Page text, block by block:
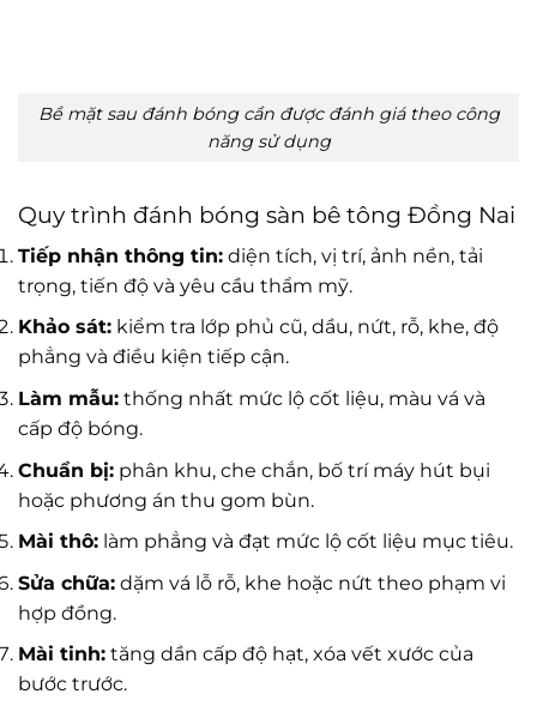
Bề mặt sau đánh bóng cần được đánh giá theo công
năng sử dụng
Quy trình đánh bóng sàn bê tông Đồng Nai
Tiếp nhận thông tin: diện tích, vị trí, ảnh nền, tải
trọng, tiến độ và yêu cầu thẩm mỹ.
Khảo sát: kiểm tra lớp phủ cũ, dầu, nứt, rỗ, khe, độ
phẳng và điều kiện tiếp cận.
Làm mẫu: thống nhất mức lộ cốt liệu, màu vá và
cấp độ bóng.
Chuẩn bị: phân khu, che chắn, bố trí máy hút bụi
hoặc phương án thu gom bùn.
Mài thô: làm phẳng và đạt mức lộ cốt liệu mục tiêu.
Sửa chữa: dặm vá lỗ rỗ, khe hoặc nứt theo phạm vi
hợp đồng.
Mài tinh: tăng dần cấp độ hạt, xóa vết xước của
bước trước.